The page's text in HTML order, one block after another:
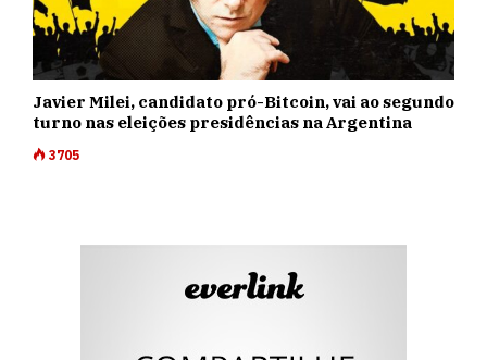
Javier Milei, candidato pró-Bitcoin, vai ao segundo
turno nas eleições presidências na Argentina
3705